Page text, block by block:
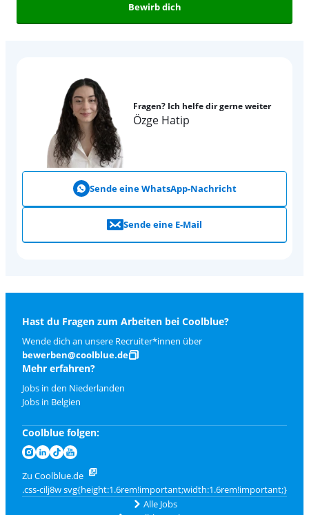
Bewirb dich
Fragen? Ich helfe dir gerne weiter
Özge Hatip
Sende eine WhatsApp-Nachricht
Sende eine E-Mail
Hast du Fragen zum Arbeiten bei Coolblue?
Wende dich an unsere Recruiter*innen über
bewerben@coolblue.de
Mehr erfahren?
Jobs in den Niederlanden
Jobs in Belgien
Coolblue folgen:
Zu Coolblue.de
Alle Jobs